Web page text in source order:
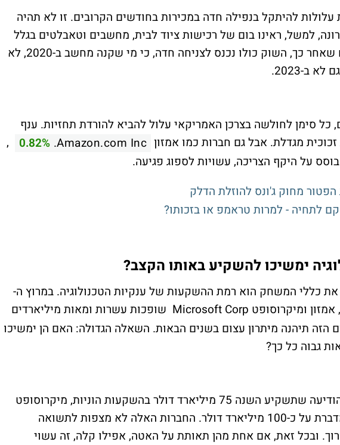
להיתקל בנפילה חדה במכירות בחודשים הקרובים. זו לא תהיה
למשל, ראינו בום של רכישות ציוד לבית, מחשבים וטאבלטים בגלל
המעבר לעבודה מרחוק. בשנים שאחר כך, השוק כולו נכנס לצניחה חדה, כי מי שקנה מחשב ב-2020, לא
סימן לחולשה בצרכן האמריקאי עלול להביא להורדת תחזיות. ענף
מגדלת. אבל גם חברות כמו אמזון Amazon.com Inc.
0.82%
,
על היקף הצריכה, עשויות לספוג פגיעה.
מחוק ג'ונס להוזלת הדלק
קם לתחיה - למרות טראמפ או בזכותו?
כללי המשחק הוא רמת ההשקעות של ענקיות הטכנולוגיה. במרוץ ה-
, אמזון ומיקרוסופט Microsoft Corp שופכות עשרות ומאות מיליארדים
הזה תיהנה מיתרון עצום בשנים הבאות. השאלה הגדולה: האם הן ימשיכו
גבוה כל כך?
ההתחייבויות כבר ניתנו - גוגל הודיעה שתשקיע השנה 75 מיליארד דולר בהשקעות הוניות, מיקרוסופט
מתכננת 80 מיליארד, ואמזון מדברת על כ-100 מיליארד דולר. החברות האלה לא מצפות לתשואה
ובכל זאת, אם אחת מהן תאותת על האטה, אפילו קלה, זה עשוי